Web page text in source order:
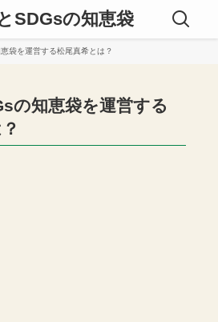
SDGsの知恵袋
袋を運営する松尾真希とは？
の知恵袋を運営する